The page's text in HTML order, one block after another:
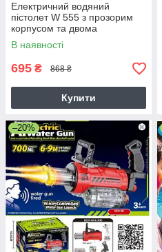
Електричний водяний
пістолет W 555 з прозорим
корпусом та двома
магазинами
В наявності
695 ₴ 868 ₴
Купити
–20%